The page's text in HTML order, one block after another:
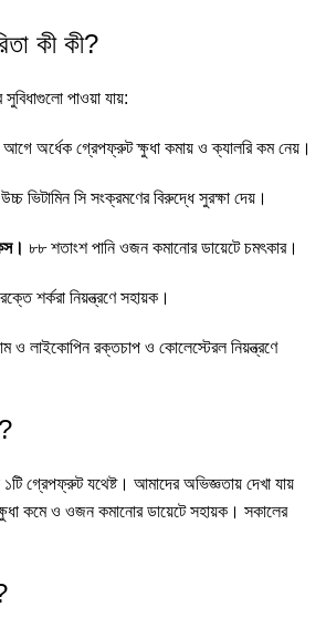
কী কী?
সুবিধাগুলো পাওয়া যায়:
আগে অর্ধেক গ্রেপফ্রুট ক্ষুধা কমায় ও ক্যালরি কম নেয়।
উচ্চ ভিটামিন সি সংক্রমণের বিরুদ্ধে সুরক্ষা দেয়।
৮৮ শতাংশ পানি ওজন কমানোর ডায়েটে চমৎকার।
রক্তে শর্করা নিয়ন্ত্রণে সহায়ক।
ও লাইকোপিন রক্তচাপ ও কোলেস্টেরল নিয়ন্ত্রণে
গ্রেপফ্রুট যথেষ্ট। আমাদের অভিজ্ঞতায় দেখা যায়
কমে ও ওজন কমানোর ডায়েটে সহায়ক। সকালের